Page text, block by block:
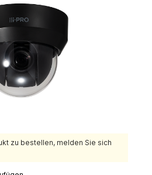
zu bestellen, melden Sie sich